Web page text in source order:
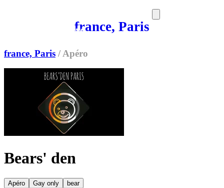
france, Paris
MAG
france, Paris / Apéro
Bears' den
Apéro Gay only bear